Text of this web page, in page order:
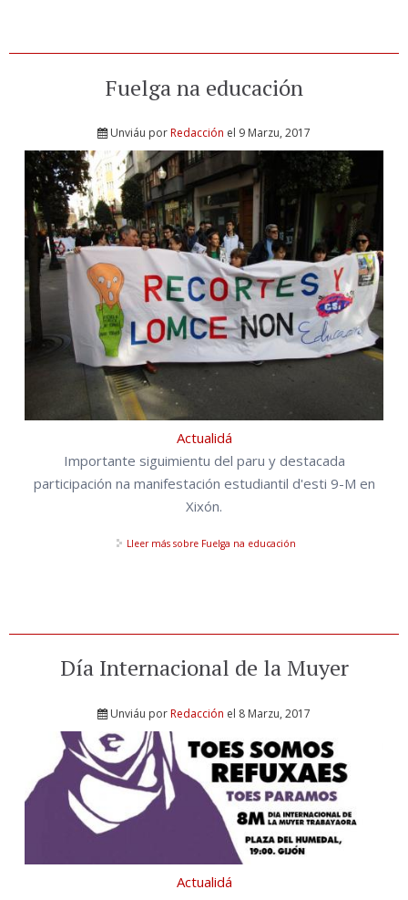
Fuelga na educación
Unviáu porRedacción el 9 Marzu, 2017
Actualidá
Importante siguimientu del paru y destacada
participación na manifestación estudiantil d'esti 9-M en
Xixón.
Lleer mássobre Fuelga na educación
Día Internacional de la Muyer
Unviáu porRedacción el 8 Marzu, 2017
Actualidá